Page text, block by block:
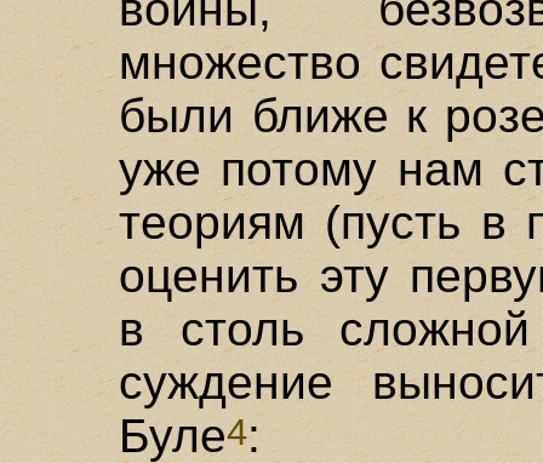
множество
были ближе к
уже потому нам
теориям (пусть в
оценить эту
в столь
суждение
Буле4: